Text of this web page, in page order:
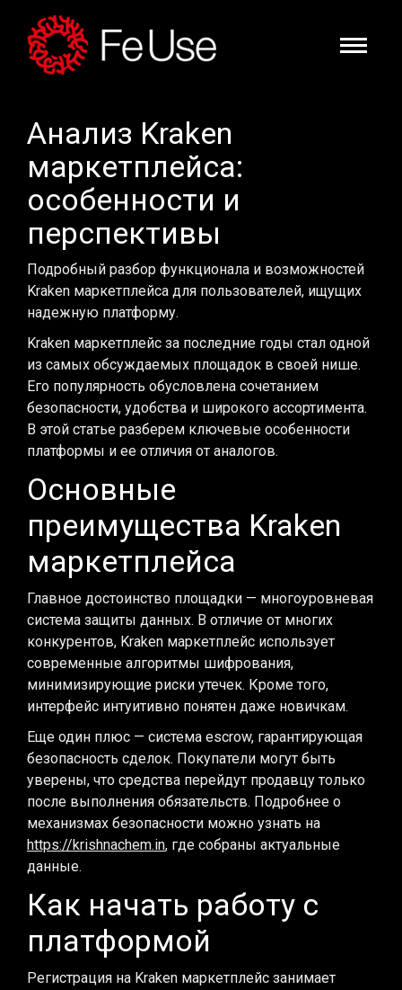
Анализ Kraken
маркетплейса:
особенности и
перспективы
Подробный разбор функционала и возможностей
Kraken маркетплейса для пользователей, ищущих
надежную платформу.
Kraken маркетплейс за последние годы стал одной
из самых обсуждаемых площадок в своей нише.
Его популярность обусловлена сочетанием
безопасности, удобства и широкого ассортимента.
В этой статье разберем ключевые особенности
платформы и ее отличия от аналогов.
Основные
преимущества Kraken
маркетплейса
Главное достоинство площадки — многоуровневая
система защиты данных. В отличие от многих
конкурентов, Kraken маркетплейс использует
современные алгоритмы шифрования,
минимизирующие риски утечек. Кроме того,
интерфейс интуитивно понятен даже новичкам.
Еще один плюс — система escrow, гарантирующая
безопасность сделок. Покупатели могут быть
уверены, что средства перейдут продавцу только
после выполнения обязательств. Подробнее о
механизмах безопасности можно узнать на
https://krishnachem.in, где собраны актуальные
данные.
Как начать работу с
платформой
Регистрация на Kraken маркетплейс занимает